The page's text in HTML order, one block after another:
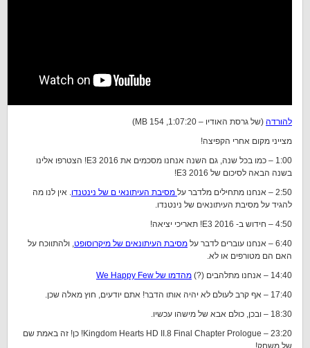
להורדה (של גרסת האודיו – 1:07:20, 154 MB)
מצייני מקום אחרי הקפיצה!
1:00 – כמו בכל שנה, גם השנה אנחנו מסכמים את E3 2016! הצטרפו אלינו
בשנה הבאה לסיכום של E3 2016!
2:50 – אנחנו מתחילים מלדבר על
מסיבת העיתונאי ם של נינטנדו. אין לנו מה
להגיד על מסיבת העיתונאים של נינטנדו.
4:50 – חידוש ב- E3 2016! תאריכי יציאה!
6:40 – אנחנו עוברים לדבר על
מסיבת העיתונאים של מיקרוסופט, ולהתווכח על
האם הם מטורפים או לא.
14:40 – אנחנו מתלהבים (?)
מהדמו של We Happy Few
17:40 – אף קרב לעולם לא יהיה אותו הדבר! אתם יודעים, חוץ מאלה שכן.
18:30 – ובכן, כולם אבא של מישהו עכשיו.
23:20 – Kingdom Hearts HD II.8 Final Chapter Prologue! כן! זה באמת שם
של משחק!